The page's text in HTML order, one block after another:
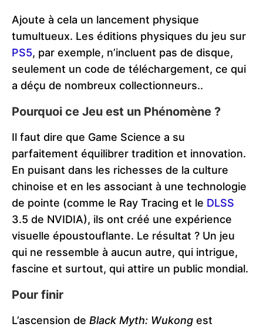
Ajoute à cela un lancement physique
tumultueux. Les éditions physiques du jeu sur
PS5, par exemple, n’incluent pas de disque,
seulement un code de téléchargement, ce qui
a déçu de nombreux collectionneurs​..
Pourquoi ce Jeu est un Phénomène ?
Il faut dire que Game Science a su
parfaitement équilibrer tradition et innovation.
En puisant dans les richesses de la culture
chinoise et en les associant à une technologie
de pointe (comme le Ray Tracing et le DLSS
3.5 de NVIDIA), ils ont créé une expérience
visuelle époustouflante. Le résultat ? Un jeu
qui ne ressemble à aucun autre, qui intrigue,
fascine et surtout, qui attire un public mondial.
Pour finir
L’ascension de Black Myth: Wukong est